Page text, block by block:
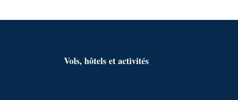
Vols, hôtels et activités